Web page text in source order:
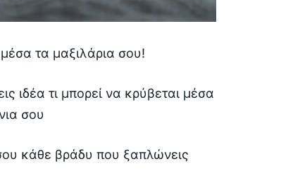
τα μαξιλάρια σου!
ιδέα τι μπορεί να κρύβεται μέσα
σου
κάθε βράδυ που ξαπλώνεις